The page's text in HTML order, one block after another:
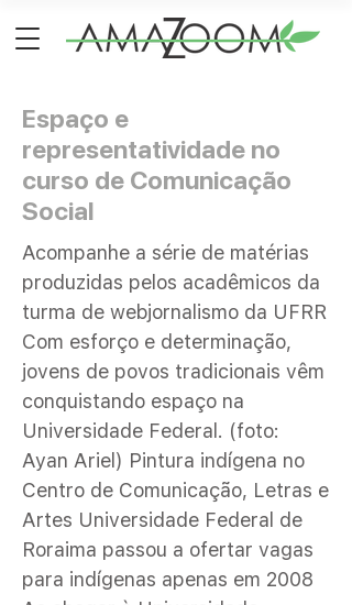
Espaço e
representatividade no
curso de Comunicação
Social
Acompanhe a série de matérias
produzidas pelos acadêmicos da
turma de webjornalismo da UFRR
Com esforço e determinação,
jovens de povos tradicionais vêm
conquistando espaço na
Universidade Federal. (foto:
Ayan Ariel) Pintura indígena no
Centro de Comunicação, Letras e
Artes Universidade Federal de
Roraima passou a ofertar vagas
para indígenas apenas em 2008